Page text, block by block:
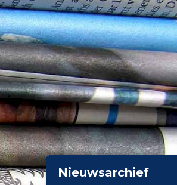
Informatieve filmpjes
Jouw eigen financieel adviseur
Dát bedoelen we nou met
ontzorgen
Nieuwsarchief